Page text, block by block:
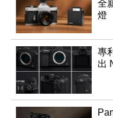
全
燈
專
出